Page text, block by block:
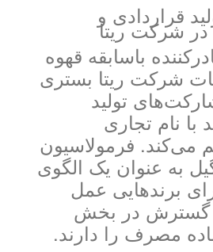
قراردادی و
شرکت ریتا
باسابقه قهوه
شرکت ریتا بستری
تولید
با نام تجاری
می‌کند. فرمولاسیون
به عنوان یک الگوی
برندهایی عمل
گسترش در بخش
مصرف را دارند.